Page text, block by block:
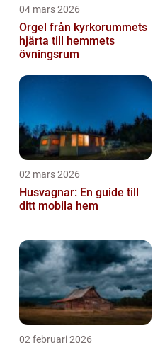
04 mars 2026
Orgel från kyrkorummets
hjärta till hemmets
övningsrum
02 mars 2026
Husvagnar: En guide till
ditt mobila hem
02 februari 2026